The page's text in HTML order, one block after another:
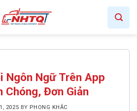
Ngôn Ngữ Trên App
Chóng, Đơn Giản
2025 BY PHONG KHẮC